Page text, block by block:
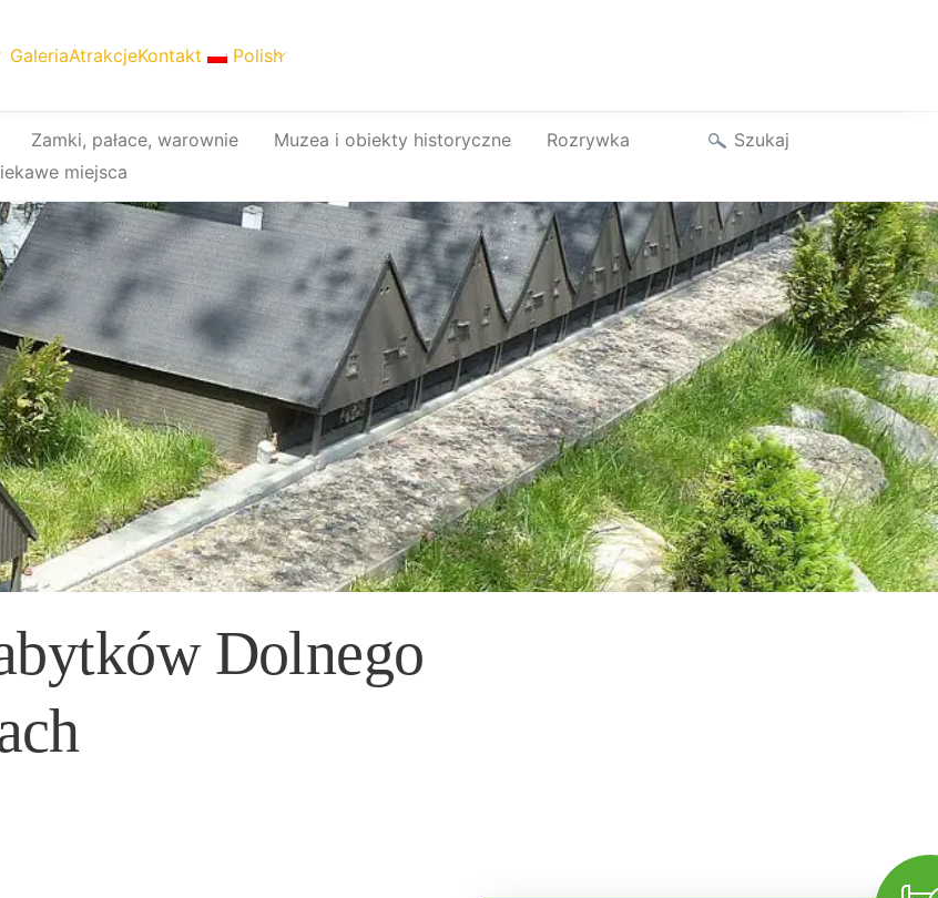
GaleriaAtrakcjeKontakt Polish
Zamki, pałace, warownie Muzea i obiekty historyczne
Rozrywka
miejsca
Dolnego